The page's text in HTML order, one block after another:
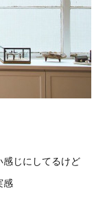
じにしてるけど
感